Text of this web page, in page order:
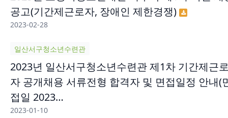
공고(기간제근로자, 장애인 제한경쟁)
2023-02-28
일산서구청소년수련관
2023년 일산서구청소년수련관 제1차 기간제근
자 공개채용 서류전형 합격자 및 면접일정 안내(
접일 2023…
2023-01-10